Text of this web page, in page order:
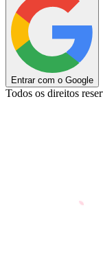
Entrar com o Google
Todos os direitos